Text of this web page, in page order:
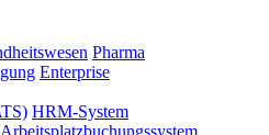
Pharma
Enterprise
HRM-System
Arbeitsplatzbuchungssystem